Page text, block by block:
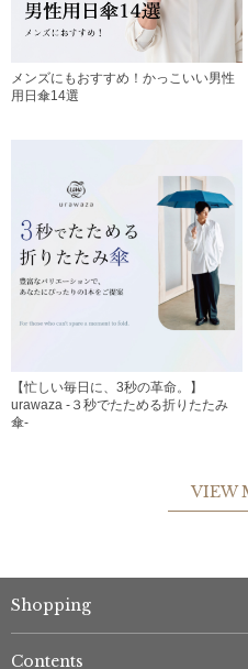
メンズにもおすすめ！かっこいい男性
用日傘14選
【忙しい毎日に、3秒の革命。】
urawaza -３秒でたためる折りたたみ
傘-
VIEW
Shopping
Contents